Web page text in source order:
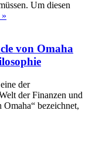
Um diesen
von Omaha
der
der Finanzen und
bezeichnet,